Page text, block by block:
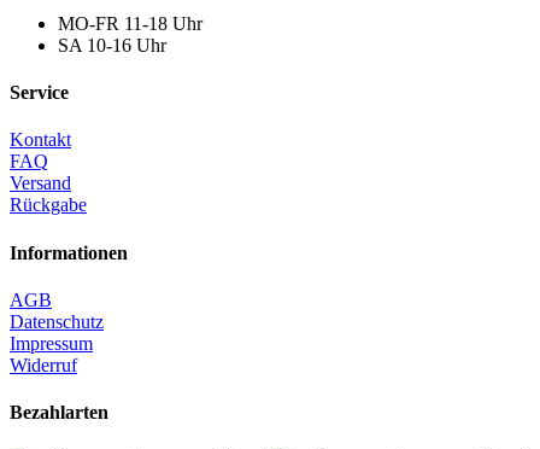
MO-FR 11-18 Uhr
SA 10-16 Uhr
Service
Kontakt
FAQ
Versand
Rückgabe
Informationen
AGB
Datenschutz
Impressum
Widerruf
Bezahlarten